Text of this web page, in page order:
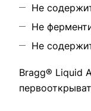
Не
Не
Не
Bragg® Liquid